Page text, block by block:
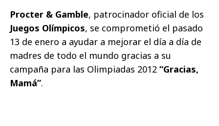
Procter & Gamble, patrocinador oficial de los
Juegos Olímpicos, se comprometió el pasado
13 de enero a ayudar a mejorar el día a día de
madres de todo el mundo gracias a su
campaña para las Olimpiadas 2012 “Gracias,
Mamá”.